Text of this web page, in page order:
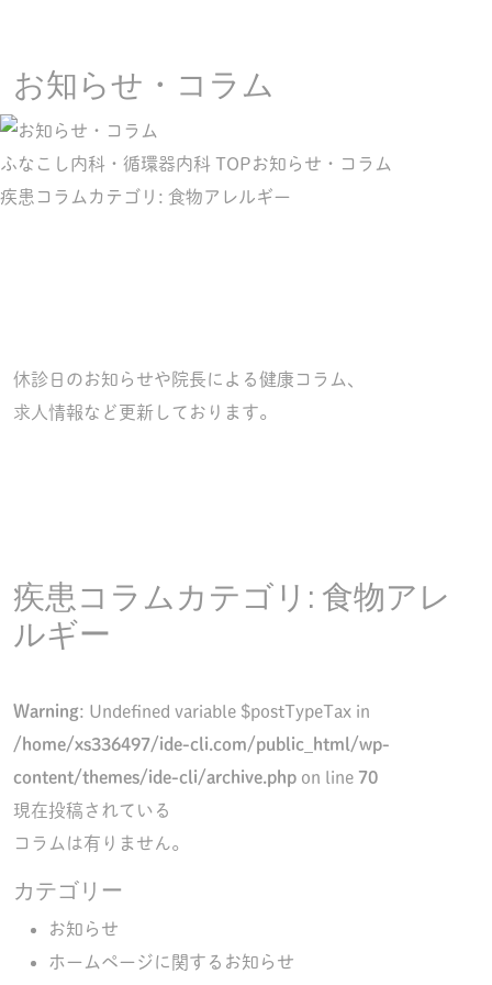
お知らせ・コラム
ふなこし内科・循環器内科 TOPお知らせ・コラム
疾患コラムカテゴリ: 食物アレルギー
休診日のお知らせや院長による健康コラム、
求人情報など更新しております。
疾患コラムカテゴリ: 食物アレ
ルギー
Warning: Undefined variable $postTypeTax in
/home/xs336497/ide-cli.com/public_html/wp-
content/themes/ide-cli/archive.php on line 70
現在投稿されている
コラムは有りません。
カテゴリー
お知らせ
ホームページに関するお知らせ